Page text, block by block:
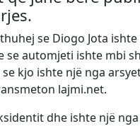
se Diogo Jota
automjeti ishte mbi
kjo ishte një nga
lajmi.net.
dhe ishte një